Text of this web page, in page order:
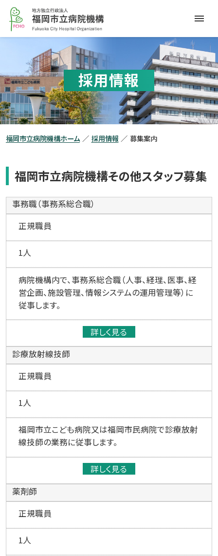
メ
ー
へ
福
岡
市
機
構
採用情報
福岡市立病院機構ホーム 採用情報 募集案内
福岡市立病院機構その他スタッフ募集
事務職（事務系総合職）
正規職員
1人
病院機構内で、事務系総合職（人事、経理、医事、経
営企画、施設管理、情報システムの運用管理等）に
従事します。
詳しく見る
診療放射線技師
正規職員
1人
福岡市立こども病院又は福岡市民病院で診療放射
線技師の業務に従事します。
詳しく見る
薬剤師
正規職員
1人